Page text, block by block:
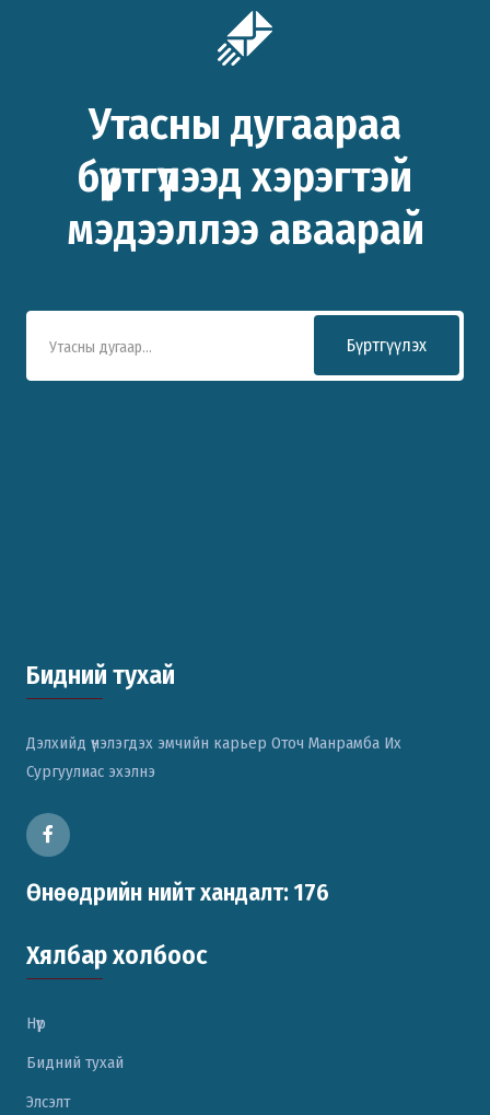
Утасны дугаараа
бүртгүүлээд хэрэгтэй
мэдээллээ аваарай
Бүртгүүлэх
Бидний тухай
Дэлхийд үнэлэгдэх эмчийн карьер Оточ Манрамба Их
Сургуулиас эхэлнэ
Өнөөдрийн нийт хандалт: 176
Хялбар холбоос
Нүүр
Бидний тухай
Элсэлт